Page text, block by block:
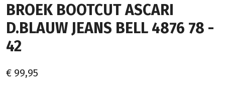
BROEK BOOTCUT ASCARI
D.BLAUW JEANS BELL 4876 78 -
42
€ 99,95